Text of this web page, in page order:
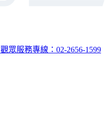
觀眾服務專線：02-2656-1599